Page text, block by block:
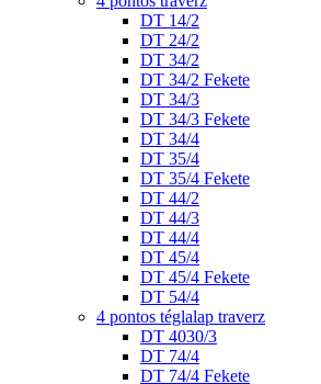
DT 14/2
DT 24/2
DT 34/2
DT 34/2 Fekete
DT 34/3
DT 34/3 Fekete
DT 34/4
DT 35/4
DT 35/4 Fekete
DT 44/2
DT 44/3
DT 44/4
DT 45/4
DT 45/4 Fekete
DT 54/4
4 pontos téglalap traverz
DT 4030/3
DT 74/4
DT 74/4 Fekete